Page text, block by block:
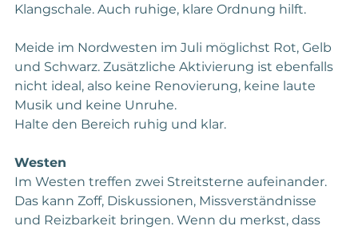
Klangschale. Auch ruhige, klare Ordnung hilft.
Meide im Nordwesten im Juli möglichst Rot, Gelb
und Schwarz. Zusätzliche Aktivierung ist ebenfalls
nicht ideal, also keine Renovierung, keine laute
Musik und keine Unruhe.
Halte den Bereich ruhig und klar.
Westen
Im Westen treffen zwei Streitsterne aufeinander.
Das kann Zoff, Diskussionen, Missverständnisse
und Reizbarkeit bringen. Wenn du merkst, dass